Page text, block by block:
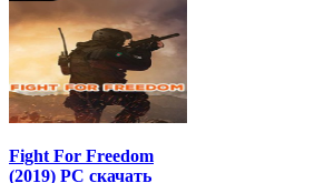
Fight For Freedom
(2019) PC скачать